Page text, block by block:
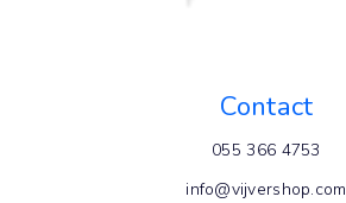
Contact
055 366 4753
info@vijvershop.com